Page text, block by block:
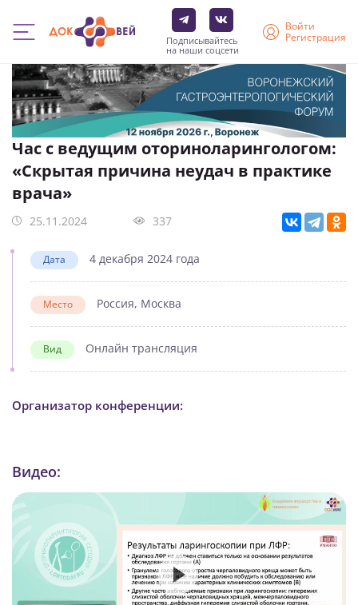
Перейти
основному
содержанию
Подписывайтесь
на наши соцсети
Войти
Регистрация
Час с ведущим оториноларингологом:
«Скрытая причина неудач в практике
врача»
25.11.2024 337
Дата 4 декабря 2024 года
Место Россия, Москва
Вид Онлайн трансляция
Организатор конференции:
Видео: